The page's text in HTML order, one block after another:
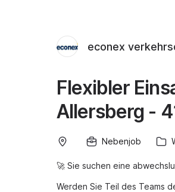
econex
Flexibler
Allersberg -
Nebenjob
🚀 Sie suchen eine
Werden Sie Teil des Teams